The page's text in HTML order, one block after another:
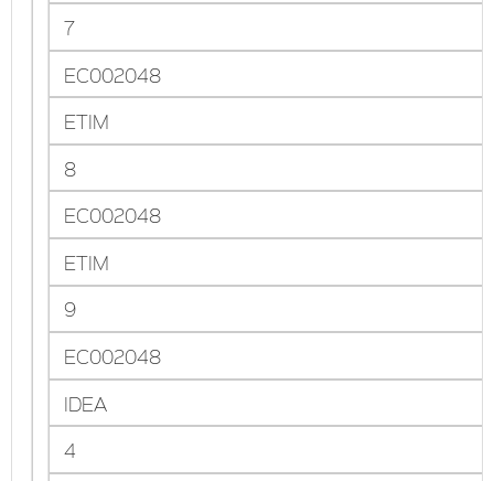
7
EC002048
ETIM
8
EC002048
ETIM
9
EC002048
IDEA
4